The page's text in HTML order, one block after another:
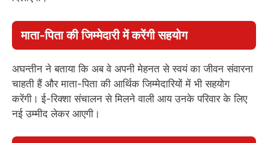
माता-पिता की जिम्मेदारी में करेंगी सहयोग
अघन्तीन ने बताया कि अब वे अपनी मेहनत से स्वयं का जीवन संवारना
चाहती हैं और माता-पिता की आर्थिक जिम्मेदारियों में भी सहयोग
करेंगी। ई-रिक्शा संचालन से मिलने वाली आय उनके परिवार के लिए
नई उम्मीद लेकर आएगी।